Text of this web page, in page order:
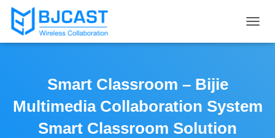
O
A
Smart Classroom – Bijie
Multimedia Collaboration System
Smart Classroom Solution